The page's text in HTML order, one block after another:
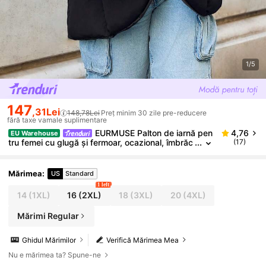
1/5
147,31Lei 148,78Lei Preț minim 30 zile pre-reducere
fără taxe vamale suplimentare
EU Warehouse
EURMUSE Palton de iarnă pen
tru femei cu glugă și fermoar, ocazional, îmbrăc
4,76
(17)
Mărimea: US Standard
14(1XL) 16 (2XL)
1 left
18 (3XL) 20(4XL)
Mărimi Regular
Verifică Mărimea Mea
Ghidul Mărimilor
Nu e mărimea ta? Spune-ne